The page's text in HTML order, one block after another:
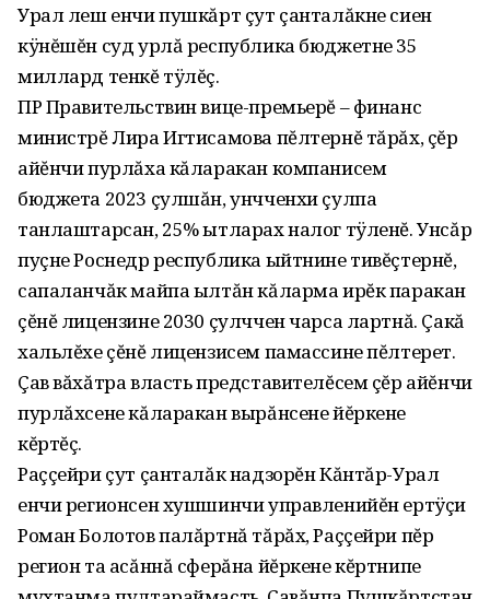
Урал леш енчи пушкăрт çут çанталăкне сиен
кÿнĕшĕн суд урлă республика бюджетне 35
миллард тенкĕ тÿлĕç.
ПР Правительствин вице-премьерĕ – финанс
министрĕ Лира Игтисамова пĕлтернĕ тăрăх, çĕр
айĕнчи пурлăха кăларакан компанисем
бюджета 2023 çулшăн, унчченхи çулпа
танлаштарсан, 25% ытларах налог тÿленĕ. Унсăр
пуçне Роснедр республика ыйтнине тивĕçтернĕ,
сапаланчăк майпа ылтăн кăларма ирĕк паракан
çĕнĕ лицензине 2030 çулччен чарса лартнă. Çакă
хальлĕхе çĕнĕ лицензисем памассине пĕлтерет.
Çав вăхăтра власть представителĕсем çĕр айĕнчи
пурлăхсене кăларакан вырăнсене йĕркене
кĕртĕç.
Раççейри çут çанталăк надзорĕн Кăнтăр-Урал
енчи регионсен хушшинчи управленийĕн ертÿçи
Роман Болотов палăртнă тăрăх, Раççейри пĕр
регион та асăннă сферăна йĕркене кĕртнипе